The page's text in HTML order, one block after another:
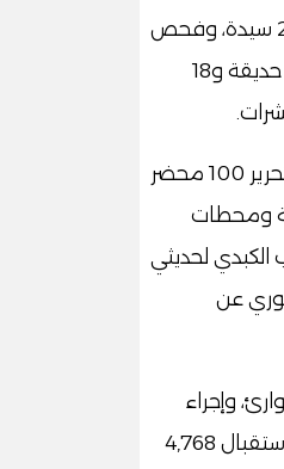
جولة متابعة، وفحص الأورام لـ 1,564 مواطنًا، وتقديم خدمات صحة المرأة لـ 2,203 سيدة، وفحص
السمع لـ 353 مولودًا، وفحص 756 مواطنًا للكشف عن الاعتلال الكلوي، ورش 141 حديقة و18
كما تم التفتيش على 144 منشأة غذائية، وإعدام 259 كجم من الأغذية الفاسدة، وتحرير 100 محضر
ومحطات
466 لقاحًا ضد الالتهاب الكبدي لحديثي
عن
والطوارئ، وإجراء
1,103 جلسة غسيل كلوي، وتنفيذ 38 زيارة تفتيشية لمراكز علاج الإدمان الخاصة، واستقبال 4,768